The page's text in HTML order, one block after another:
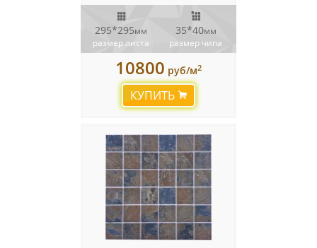
295*295мм
размер листа
35*40мм
размер чипа
10800 руб/м2
КУПИТЬ